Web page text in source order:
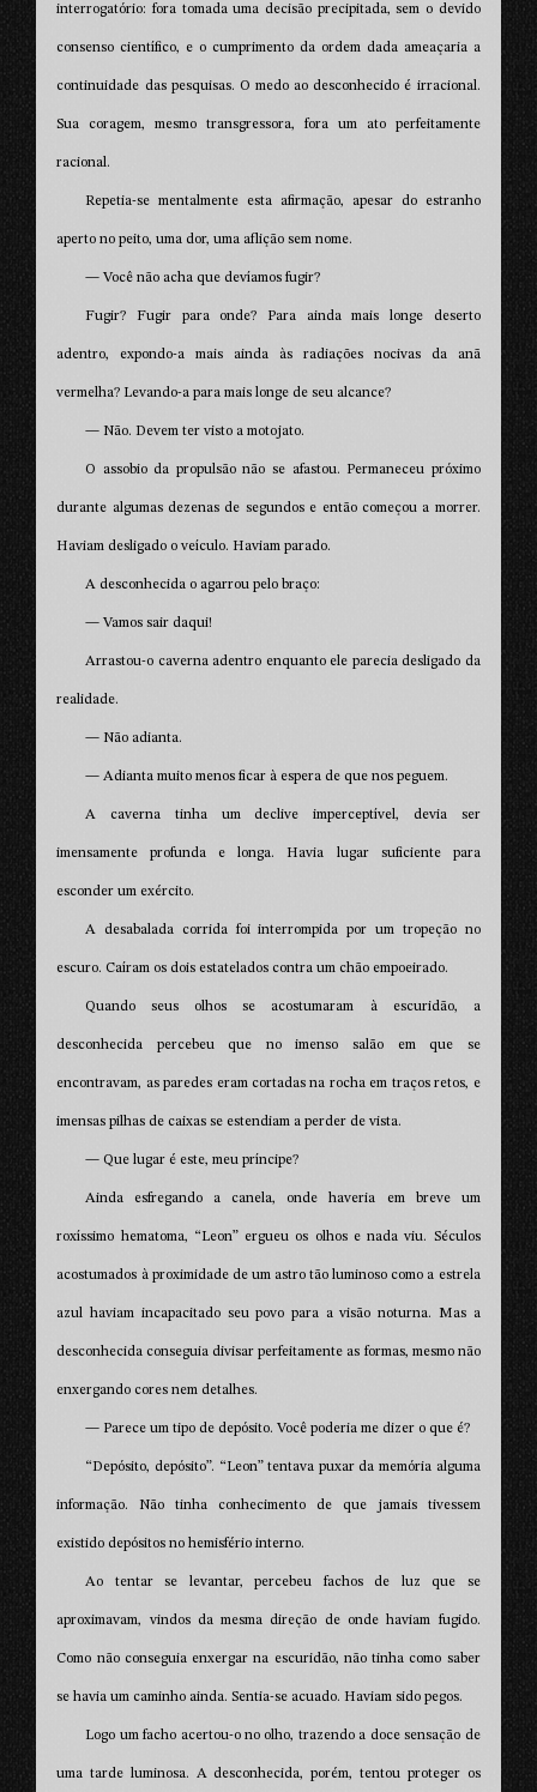
interrogatório: fora tomada uma decisão precipitada, sem o devido
consenso científico, e o cumprimento da ordem dada ameaçaria a
continuidade das pesquisas. O medo ao desconhecido é irracional.
Sua coragem, mesmo transgressora, fora um ato perfeitamente
racional.
Repetia-se mentalmente esta afirmação, apesar do estranho
aperto no peito, uma dor, uma aflição sem nome.
— Você não acha que devíamos fugir?
Fugir? Fugir para onde? Para ainda mais longe deserto
adentro, expondo-a mais ainda às radiações nocivas da anã
vermelha? Levando-a para mais longe de seu alcance?
— Não. Devem ter visto a motojato.
O assobio da propulsão não se afastou. Permaneceu próximo
durante algumas dezenas de segundos e então começou a morrer.
Haviam desligado o veículo. Haviam parado.
A desconhecida o agarrou pelo braço:
— Vamos sair daqui!
Arrastou-o caverna adentro enquanto ele parecia desligado da
realidade.
— Não adianta.
— Adianta muito menos ficar à espera de que nos peguem.
A caverna tinha um declive imperceptível, devia ser
imensamente profunda e longa. Havia lugar suficiente para
esconder um exército.
A desabalada corrida foi interrompida por um tropeção no
escuro. Caíram os dois estatelados contra um chão empoeirado.
Quando seus olhos se acostumaram à escuridão, a
desconhecida percebeu que no imenso salão em que se
encontravam, as paredes eram cortadas na rocha em traços retos, e
imensas pilhas de caixas se estendiam a perder de vista.
— Que lugar é este, meu príncipe?
Ainda esfregando a canela, onde haveria em breve um
roxíssimo hematoma, “Leon” ergueu os olhos e nada viu. Séculos
acostumados à proximidade de um astro tão luminoso como a estrela
azul haviam incapacitado seu povo para a visão noturna. Mas a
desconhecida conseguia divisar perfeitamente as formas, mesmo não
enxergando cores nem detalhes.
— Parece um tipo de depósito. Você poderia me dizer o que é?
“Depósito, depósito”. “Leon” tentava puxar da memória alguma
informação. Não tinha conhecimento de que jamais tivessem
existido depósitos no hemisfério interno.
Ao tentar se levantar, percebeu fachos de luz que se
aproximavam, vindos da mesma direção de onde haviam fugido.
Como não conseguia enxergar na escuridão, não tinha como saber
se havia um caminho ainda. Sentia-se acuado. Haviam sido pegos.
Logo um facho acertou-o no olho, trazendo a doce sensação de
uma tarde luminosa. A desconhecida, porém, tentou proteger os